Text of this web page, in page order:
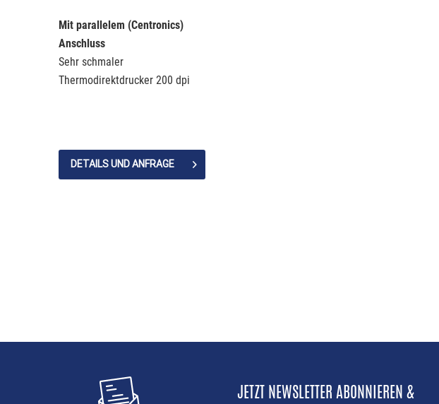
Mit parallelem (Centronics)
Anschluss
Sehr schmaler
Thermodirektdrucker 200 dpi
Preisanhänger,
Lebensmitteletiketten (MHD),
DETAILS UND ANFRAGE
JETZT NEWSLETTER ABONNIEREN &